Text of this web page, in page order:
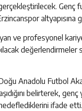
Genç
altyapısına
ve profesyonel
değerlendirmeler
Anadolu Futbol
belirterek,
hedeflediklerini ifade etti.